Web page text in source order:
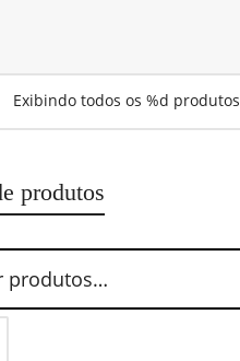
Exibindo todos os %d produtos
produtos